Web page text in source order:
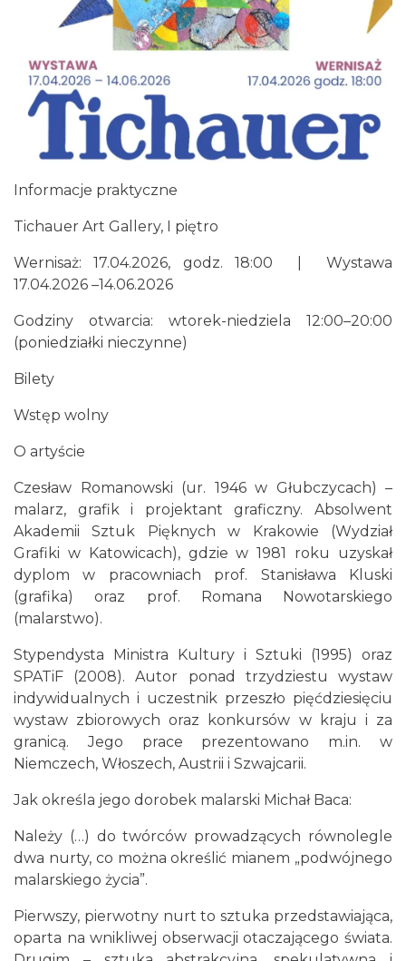
44. Rawa Blues Festival
2026-10-03
13.63 km
Henryk Miśkiewicz – 75 lat Mistrza i Goście
Katowice
2026-10-18
LORD OF THE DANCE - 30th Anniversary
Katowice
2026-12-11
13.69 km
LORD OF THE DANCE 2026
Katowice
2026-12-11
13.69 km
Kult – Pomarańczowa Trasa 2026
Katowice
2026-11-14
13.78 km
Informacje praktyczne
Tichauer Art Gallery, I piętro
Wernisaż: 17.04.2026, godz. 18:00 | Wystawa
17.04.2026 –14.06.2026
Godziny otwarcia: wtorek-niedziela 12:00–20:00
(poniedziałki nieczynne)
Bilety
Wstęp wolny
O artyście
Czesław Romanowski (ur. 1946 w Głubczycach) –
malarz, grafik i projektant graficzny. Absolwent
Akademii Sztuk Pięknych w Krakowie (Wydział
Grafiki w Katowicach), gdzie w 1981 roku uzyskał
dyplom w pracowniach prof. Stanisława Kluski
(grafika) oraz prof. Romana Nowotarskiego
(malarstwo).
Stypendysta Ministra Kultury i Sztuki (1995) oraz
SPATiF (2008). Autor ponad trzydziestu wystaw
indywidualnych i uczestnik przeszło pięćdziesięciu
wystaw zbiorowych oraz konkursów w kraju i za
granicą. Jego prace prezentowano m.in. w
Niemczech, Włoszech, Austrii i Szwajcarii.
Jak określa jego dorobek malarski Michał Baca:
Należy (…) do twórców prowadzących równolegle
dwa nurty, co można określić mianem „podwójnego
malarskiego życia”.
Pierwszy, pierwotny nurt to sztuka przedstawiająca,
oparta na wnikliwej obserwacji otaczającego świata.